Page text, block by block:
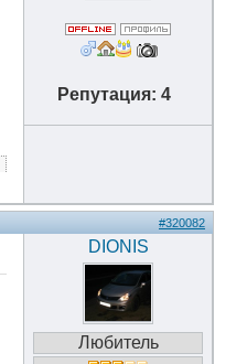
Репутация: 4
#320082
DIONIS
Любитель